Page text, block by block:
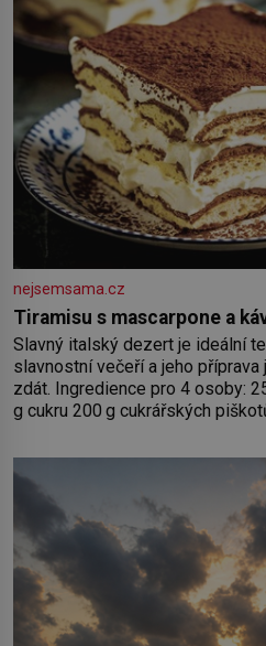
nejsemsama.cz
Tiramisu s mascarpone a
Slavný italský dezert je ideální
slavnostní večeří a jeho
zdát. Ingredience pro 4 osoby: 250 g mascarpone 3 vejce 80
g cukru 200 g cukrářských piškotů 250 ml silné kávy 2 lžíce
bílků. Žloutky vyšlehejte s
do nich vmíchejte mascarpone,